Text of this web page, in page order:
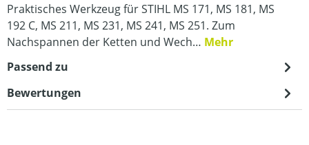
Praktisches Werkzeug für STIHL MS 171, MS 181, MS
192 C, MS 211, MS 231, MS 241, MS 251. Zum
Nachspannen der Ketten und Wech… Mehr
Passend zu
Bewertungen